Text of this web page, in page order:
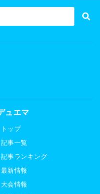
ュエマ
トップ
記事一覧
記事ランキング
最新情報
大会情報